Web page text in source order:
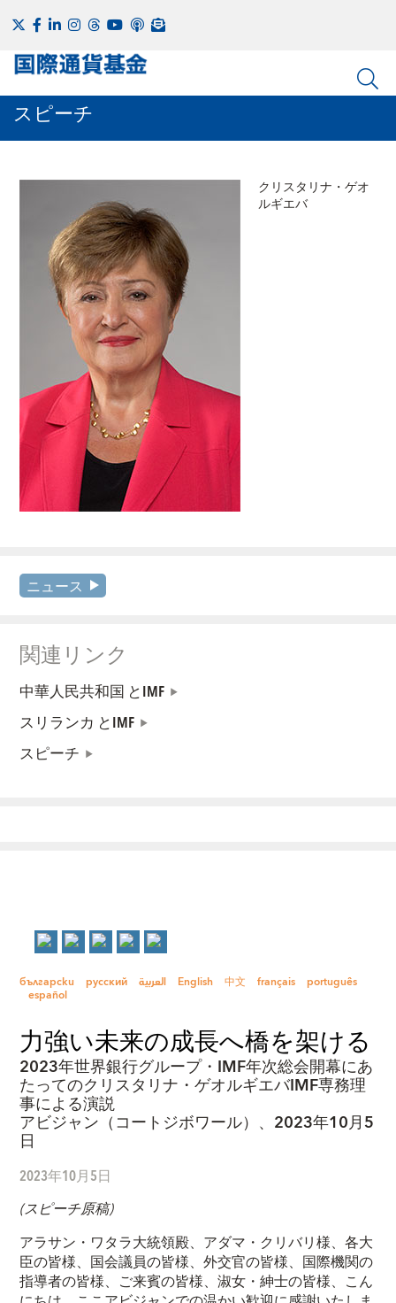
スピーチ
クリスタリナ・ゲオ
ルギエバ
ニュース
関連リンク
中華人民共和国 とIMF
スリランカ とIMF
スピーチ
български русский العربية English 中文 français português
español
力強い未来の成長へ橋を架ける
2023年世界銀行グループ・IMF年次総会開幕にあ
たってのクリスタリナ・ゲオルギエバIMF専務理
事による演説
アビジャン（コートジボワール）、2023年10月5
日
2023年10月5日
(スピーチ原稿)
アラサン・ワタラ大統領殿、アダマ・クリバリ様、各大
臣の皆様、国会議員の皆様、外交官の皆様、国際機関の
指導者の皆様、ご来賓の皆様、淑女・紳士の皆様、こん